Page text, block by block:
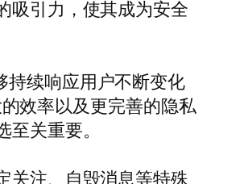
吸引力，使其成为安全
持续响应用户不断变化
效率以及更完善的隐私
关重要。
关注、自毁消息等特殊